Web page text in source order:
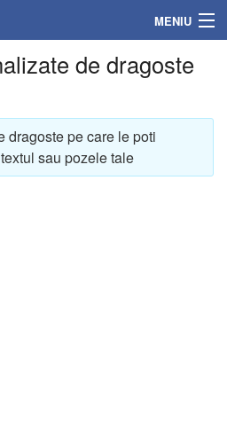
MENIU
de dragoste
dragoste pe care le poti
sau pozele tale